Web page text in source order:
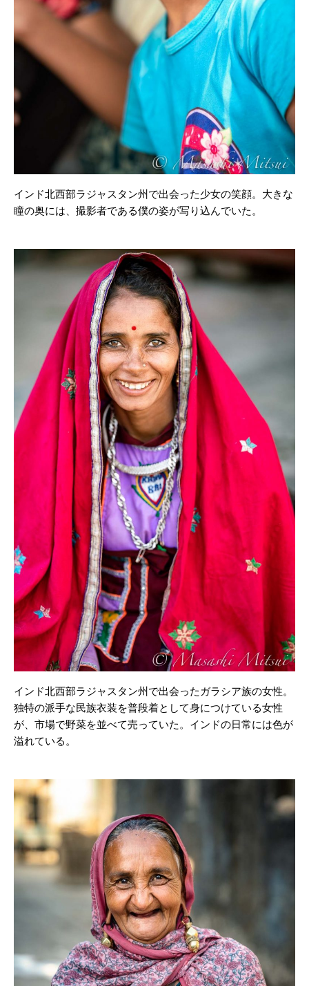
インド北西部ラジャスタン州で出会った少女の笑顔。大きな
瞳の奥には、撮影者である僕の姿が写り込んでいた。
インド北西部ラジャスタン州で出会ったガラシア族の女性。
独特の派手な民族衣装を普段着として身につけている女性
が、市場で野菜を並べて売っていた。インドの日常には色が
溢れている。